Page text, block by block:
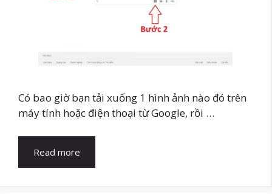
Có bao giờ bạn tải xuống 1 hình ảnh nào đó trên
máy tính hoặc điện thoại từ Google, rồi …
Read more